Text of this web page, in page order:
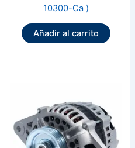
10300-Ca )
Añadir al carrito